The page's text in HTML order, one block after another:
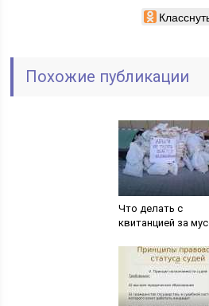
Похожие публикации
Что делать с
квитанцией за